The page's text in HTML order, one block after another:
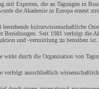
mit Experten, die an Tagungen in
die Akademie in Europa erneut
bestehende kulturwissenschaftliche
Beziehungen. Seit 1981 verfolgt die
und -vermittlung zu betreiben ist.
wirkt durch die Organisation von
verfolgt ausschließlich